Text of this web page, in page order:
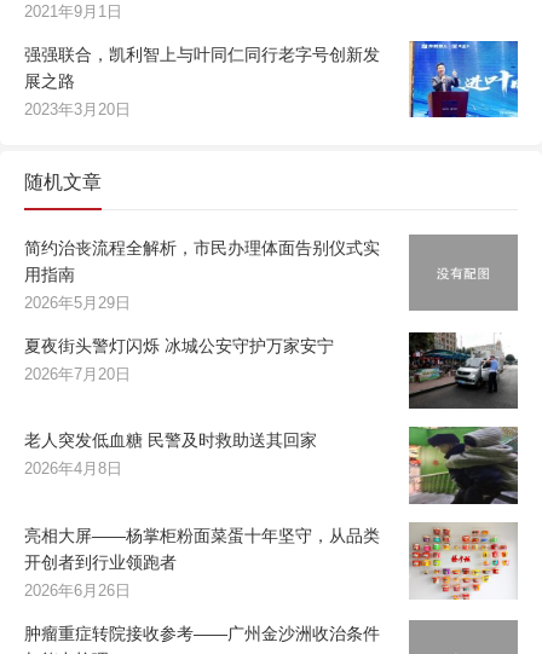
2021年9月1日
强强联合，凯利智上与叶同仁同行老字号创新发
展之路
2023年3月20日
随机文章
简约治丧流程全解析，市民办理体面告别仪式实
用指南
2026年5月29日
夏夜街头警灯闪烁 冰城公安守护万家安宁
2026年7月20日
老人突发低血糖 民警及时救助送其回家
2026年4月8日
亮相大屏——杨掌柜粉面菜蛋十年坚守，从品类
开创者到行业领跑者
2026年6月26日
肿瘤重症转院接收参考——广州金沙洲收治条件